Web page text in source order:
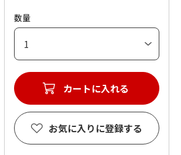
数量
カートに入れる
お気に入りに登録する